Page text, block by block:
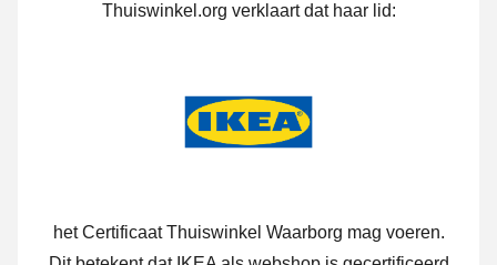
Thuiswinkel.org verklaart dat haar lid:
het Certificaat Thuiswinkel Waarborg mag voeren.